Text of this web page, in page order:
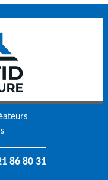
86 80 31